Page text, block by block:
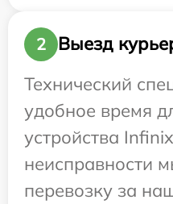
2
Выезд
Технический
удобное время
устройства
неисправности
перевозку за